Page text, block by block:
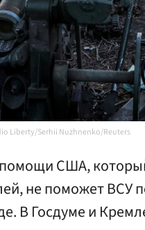
Liberty/Serhii Nuzhnenko/Reuters
США,
не поможет ВСУ
В Госдуме и